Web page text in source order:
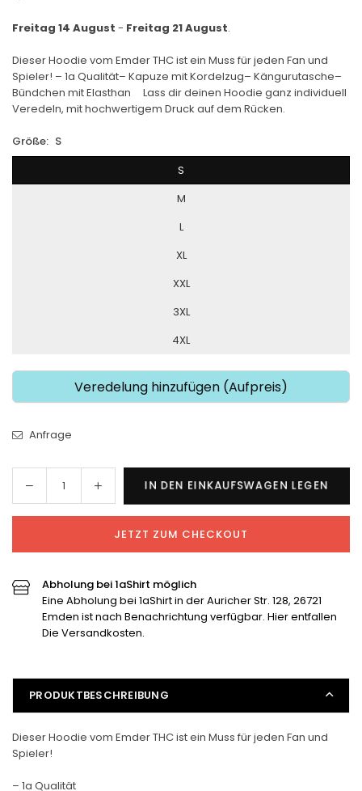
Freitag 14 August - Freitag 21 August.
Dieser Hoodie vom Emder THC ist ein Muss für jeden Fan und
Spieler! – 1a Qualität– Kapuze mit Kordelzug– Kängurutasche–
Bündchen mit Elasthan Lass dir deinen Hoodie ganz individuell
Veredeln, mit hochwertigem Druck auf dem Rücken.
Größe: S
S
M
L
XL
XXL
3XL
4XL
Veredelung hinzufügen (Aufpreis)
Anfrage
Menge
für
Emder
Hoodie
Menge
für
Emder
THC
Hoodie
IN DEN EINKAUFSWAGEN LEGEN
JETZT ZUM CHECKOUT
Abholung bei 1aShirt möglich
Eine Abholung bei 1aShirt in der Auricher Str. 128, 26721
Emden ist nach Benachrichtung verfügbar. Hier entfallen
Die Versandkosten.
PRODUKTBESCHREIBUNG
Dieser Hoodie vom Emder THC ist ein Muss für jeden Fan und
Spieler!
– 1a Qualität